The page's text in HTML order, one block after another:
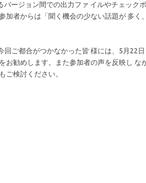
ージョン間での出力ファ イルやチェック
者からは「聞く機会の少ない話題が 多く
ご都合がつかなかった皆 様には、5月22
お勧めします。また参加者の声を反映し な
ご検討ください。